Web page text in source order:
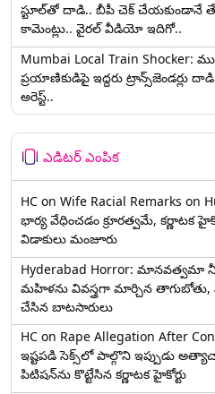
స్టూల్‌తో దాడి.. బీపీ చెక్ చేయకుండానే
కామెంట్లు.. వైరల్ వీడియో ఇదిగో..
Mumbai Local Train Shocker:
ప్రయాణికుడిపై ఇద్దరు ట్రాన్స్‌జెండర్లు
అరెస్ట్..
ఎడిటర్ ఎంపిక
HC on Wife Racial Remarks on
భార్య వేధించ‌డం క్రూర‌త్వ‌మే, కర్ణాటక
విడాకులు మంజూరు
Hyderabad Horror: మానవత్వమా
మహిళను వివస్త్రగా మార్చిన
చేసిన బాటసారులు
HC on Rape Allegation After
ఇష్టపడి సెక్స్‌లో పాల్గొని ఇప్పుడు
పిటిషన్‌ను కొట్టేసిన కర్ణాటక హైకోర్టు